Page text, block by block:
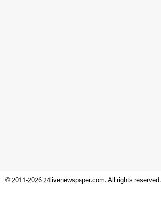
© 2011-2026 24livenewspaper.com. All rights reserved.